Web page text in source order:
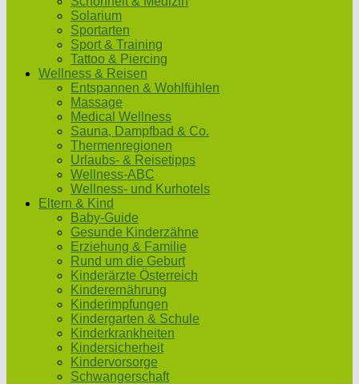
Solarium
Sportarten
Sport & Training
Tattoo & Piercing
Wellness & Reisen
Entspannen & Wohlfühlen
Massage
Medical Wellness
Sauna, Dampfbad & Co.
Thermenregionen
Urlaubs- & Reisetipps
Wellness-ABC
Wellness- und Kurhotels
Eltern & Kind
Baby-Guide
Gesunde Kinderzähne
Erziehung & Familie
Rund um die Geburt
Kinderärzte Österreich
Kinderernährung
Kinderimpfungen
Kindergarten & Schule
Kinderkrankheiten
Kindersicherheit
Kindervorsorge
Schwangerschaft